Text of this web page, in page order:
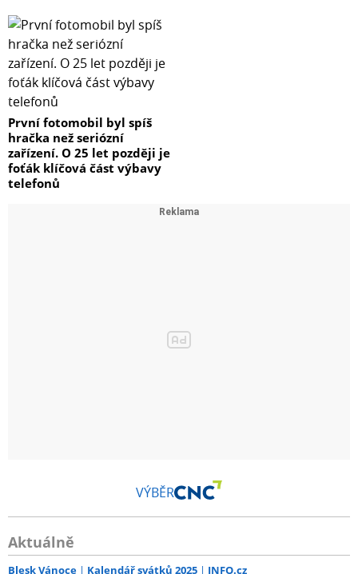
První fotomobil byl spíš
hračka než seriózní
zařízení. O 25 let později je
foťák klíčová část výbavy
telefonů
VÝBĚR
Aktuálně
Blesk Vánoce Kalendář svátků 2025 INFO.cz